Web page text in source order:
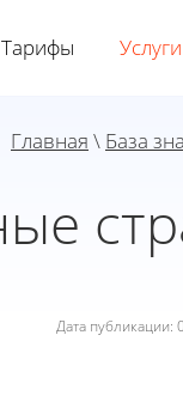
Тарифы Услуги
Главная \ База
Дата